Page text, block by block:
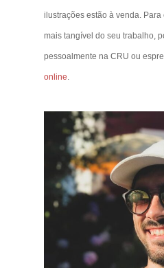
ilustrações estão à venda.
mais tangível do seu trabalho,
pessoalmente na CRU ou
online.